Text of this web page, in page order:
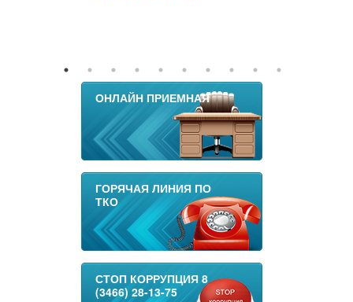
ОНЛАЙН ПРИЕМНАЯ
ГОРЯЧАЯ ЛИНИЯ ПО
ТКО
СТОП КОРРУПЦИЯ 8
(3466) 28-13-75